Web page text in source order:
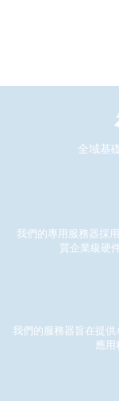
全域基
我們的專用服務器採
質企業級硬
我們的服務器旨在提
應